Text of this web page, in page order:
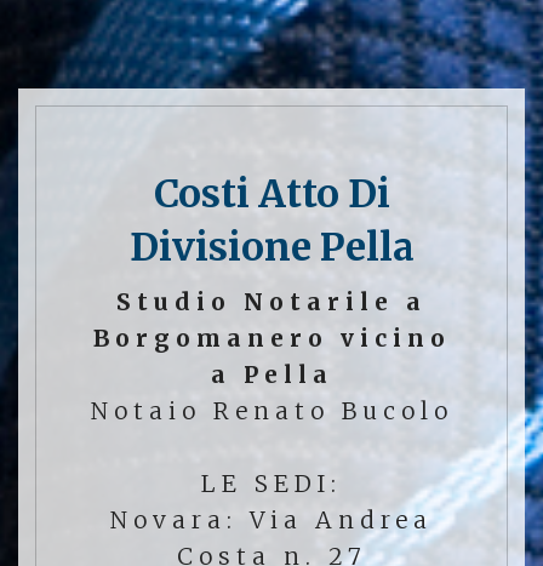
Costi Atto Di
Divisione Pella
Studio Notarile a
Borgomanero vicino
a Pella
Notaio Renato Bucolo
LE SEDI:
Novara: Via Andrea
Costa n. 27